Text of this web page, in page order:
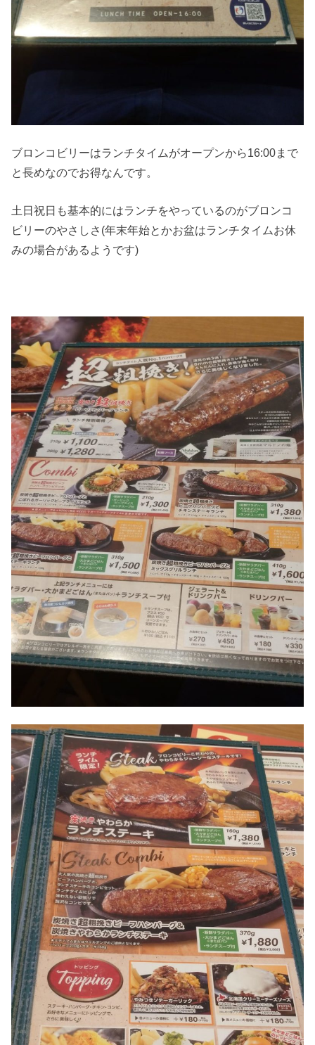
ブロンコビリーはランチタイムがオープンから16:00まで
と長めなのでお得なんです。
土日祝日も基本的にはランチをやっているのがブロンコ
ビリーのやさしさ(年末年始とかお盆はランチタイムお休
みの場合があるようです)